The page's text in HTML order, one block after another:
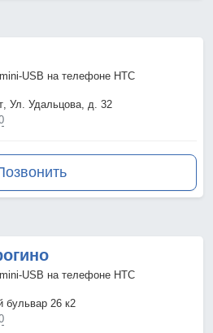
USB на телефоне HTC
, Ул. Удальцова, д. 32
USB на телефоне HTC
бульвар 26 к2